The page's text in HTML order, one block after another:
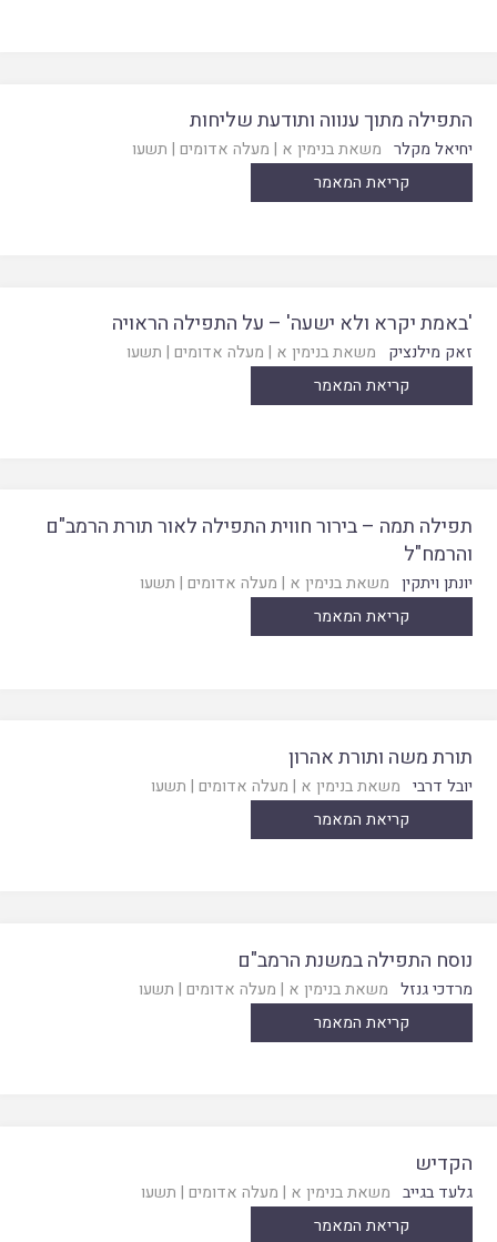
התפילה מתוך ענווה ותודעת שליחות
יחיאל מקלר משאת בנימין א | מעלה אדומים | תשעו
קריאת המאמר
'באמת יקרא ולא ישעה' – על התפילה הראויה
זאק מילנציק משאת בנימין א | מעלה אדומים | תשעו
קריאת המאמר
תפילה תמה – בירור חווית התפילה לאור תורת הרמב"ם
והרמח"ל
יונתן ויתקין משאת בנימין א | מעלה אדומים | תשעו
קריאת המאמר
תורת משה ותורת אהרון
יובל דרבי משאת בנימין א | מעלה אדומים | תשעו
קריאת המאמר
נוסח התפילה במשנת הרמב"ם
מרדכי גנזל משאת בנימין א | מעלה אדומים | תשעו
קריאת המאמר
הקדיש
גלעד בגייב משאת בנימין א | מעלה אדומים | תשעו
קריאת המאמר